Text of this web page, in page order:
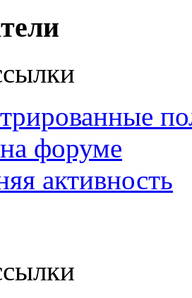
форуме
активность